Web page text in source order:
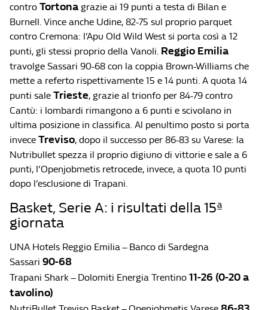
contro Tortona grazie ai 19 punti a testa di Bilan e
Burnell. Vince anche Udine, 82-75 sul proprio parquet
contro Cremona: l’Apu Old Wild West si porta così a 12
punti, gli stessi proprio della Vanoli. Reggio Emilia
travolge Sassari 90-68 con la coppia Brown-Williams che
mette a referto rispettivamente 15 e 14 punti. A quota 14
punti sale Trieste, grazie al trionfo per 84-79 contro
Cantù: i lombardi rimangono a 6 punti e scivolano in
ultima posizione in classifica. Al penultimo posto si porta
invece Treviso, dopo il successo per 86-83 su Varese: la
Nutribullet spezza il proprio digiuno di vittorie e sale a 6
punti, l’Openjobmetis retrocede, invece, a quota 10 punti
dopo l’esclusione di Trapani.
Basket, Serie A: i risultati della 15ª
giornata
UNA Hotels Reggio Emilia – Banco di Sardegna
Sassari 90-68
Trapani Shark – Dolomiti Energia Trentino 11-26 (0-20 a
tavolino)